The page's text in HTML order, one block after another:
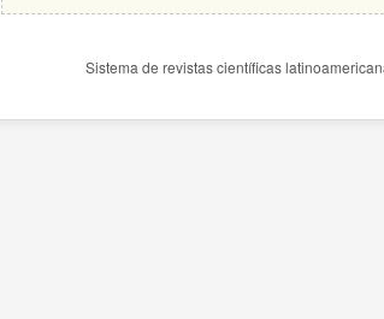
Sistema de revistas científicas